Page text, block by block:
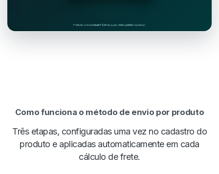
Como funciona o método de envio por produto
Três etapas, configuradas uma vez no cadastro do
produto e aplicadas automaticamente em cada
cálculo de frete.